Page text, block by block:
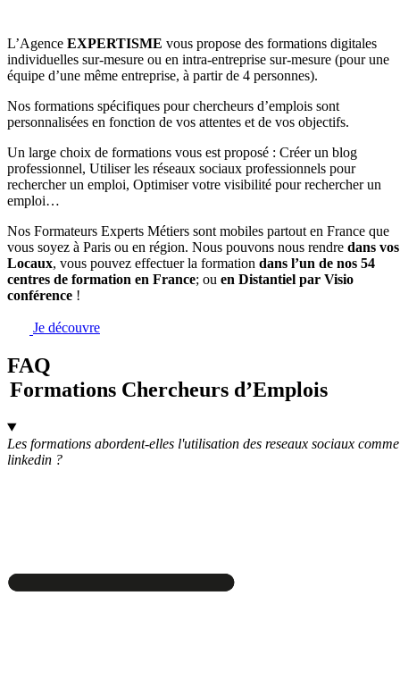
L’Agence EXPERTISME vous propose des formations digitales
individuelles sur-mesure ou en intra-entreprise sur-mesure (pour une
équipe d’une même entreprise, à partir de 4 personnes).
Nos formations spécifiques pour chercheurs d’emplois sont
personnalisées en fonction de vos attentes et de vos objectifs.
Un large choix de formations vous est proposé : Créer un blog
professionnel, Utiliser les réseaux sociaux professionnels pour
rechercher un emploi, Optimiser votre visibilité pour rechercher un
emploi…
Nos Formateurs Experts Métiers sont mobiles partout en France que
vous soyez à Paris ou en région. Nous pouvons nous rendre dans vos
Locaux, vous pouvez effectuer la formation dans l’un de nos 54
centres de formation en France; ou en Distantiel par Visio
conférence !
Je découvre
FAQ
Formations Chercheurs d’Emplois
Les formations abordent-elles l'utilisation des reseaux sociaux comme
linkedin ?